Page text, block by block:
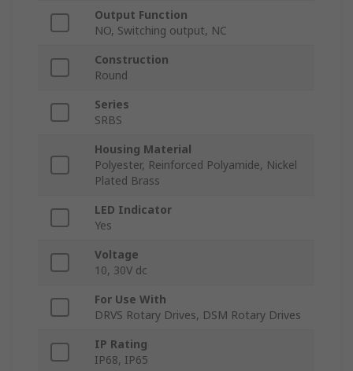
Output Function
NO, Switching output, NC
Construction
Round
Series
SRBS
Housing Material
Polyester, Reinforced Polyamide, Nickel
Plated Brass
LED Indicator
Yes
Voltage
10, 30V dc
For Use With
DRVS Rotary Drives, DSM Rotary Drives
IP Rating
IP68, IP65